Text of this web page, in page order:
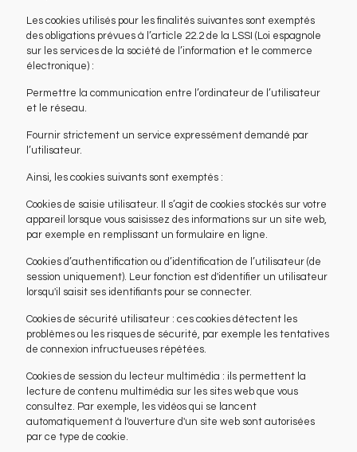
Les cookies utilisés pour les finalités suivantes sont exemptés
des obligations prévues à l’article 22.2 de la LSSI (Loi espagnole
sur les services de la société de l’information et le commerce
électronique) :
Permettre la communication entre l’ordinateur de l’utilisateur
et le réseau.
Fournir strictement un service expressément demandé par
l’utilisateur.
Ainsi, les cookies suivants sont exemptés :
Cookies de saisie utilisateur. Il s’agit de cookies stockés sur votre
appareil lorsque vous saisissez des informations sur un site web,
par exemple en remplissant un formulaire en ligne.
Cookies d’authentification ou d’identification de l’utilisateur (de
session uniquement). Leur fonction est d'identifier un utilisateur
lorsqu'il saisit ses identifiants pour se connecter.
Cookies de sécurité utilisateur : ces cookies détectent les
problèmes ou les risques de sécurité, par exemple les tentatives
de connexion infructueuses répétées.
Cookies de session du lecteur multimédia : ils permettent la
lecture de contenu multimédia sur les sites web que vous
consultez. Par exemple, les vidéos qui se lancent
automatiquement à l'ouverture d'un site web sont autorisées
par ce type de cookie.